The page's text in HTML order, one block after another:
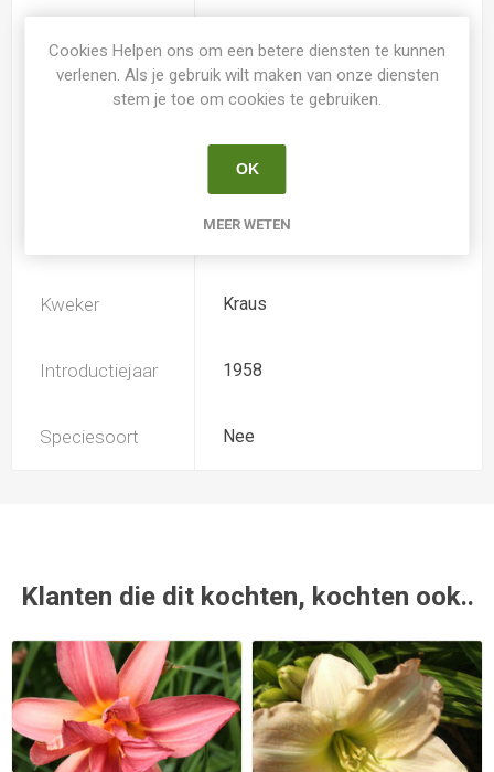
Spider
Bladverliezend
Hemerocallis
Kweker Kraus
Introductiejaar 1958
Speciesoort Nee
Klanten die dit kochten, kochten ook..
Cookies Helpen ons om een betere diensten te kunnen
verlenen. Als je gebruik wilt maken van onze diensten
stem je toe om cookies te gebruiken.
OK
MEER WETEN